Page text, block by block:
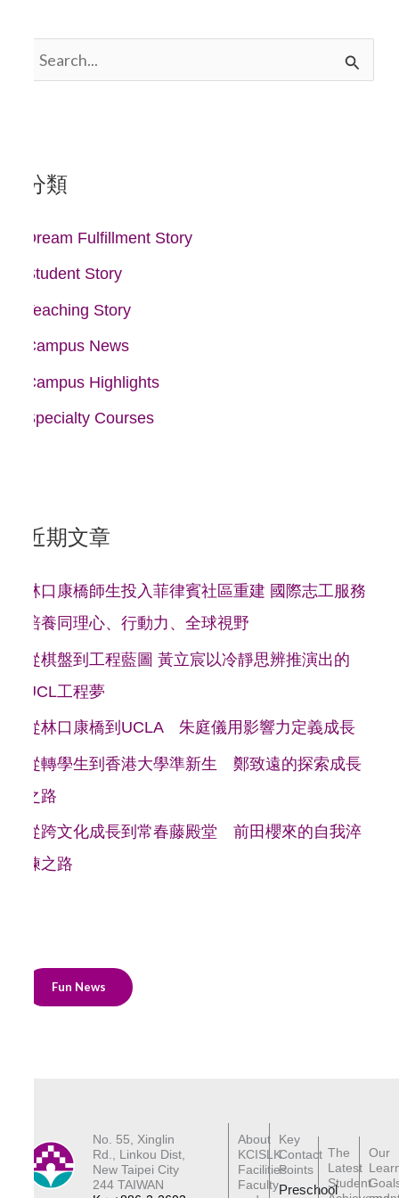
搜
字
分類
Dream Fulfillment Story
Student Story
Teaching Story
Campus News
Campus Highlights
Specialty Courses
近期文章
林口康橋師生投入菲律賓社區重建 國際志工服務
培養同理心、行動力、全球視野
從棋盤到工程藍圖 黃立宸以冷靜思辨推演出的
UCL工程夢
從林口康橋到UCLA 朱庭儀用影響力定義成長
從轉學生到香港大學準新生 鄭致遠的探索成長
之路
從跨文化成長到常春藤殿堂 前田櫻來的自我淬
鍊之路
Fun News
No. 55, Xinglin
Rd., Linkou Dist,
New Taipei City
244 TAIWAN
About
KCISLK
Facilities
Faculty
Key
Contact
Points
Preschool
The
Latest
Student
Our